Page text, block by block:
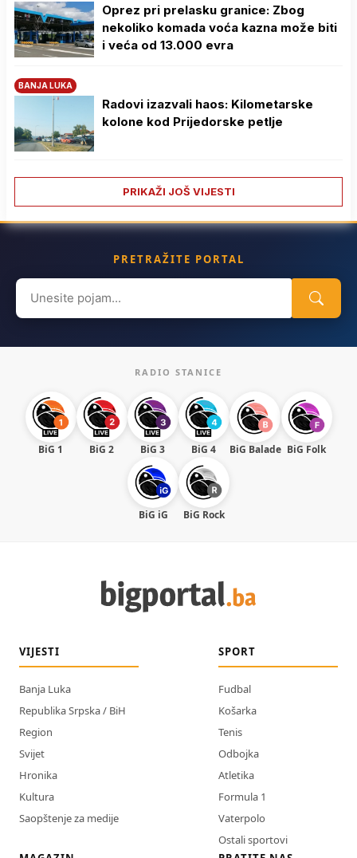
Oprez pri prelasku granice: Zbog
nekoliko komada voća kazna može biti
i veća od 13.000 evra
BANJA LUKA
Radovi izazvali haos: Kilometarske
kolone kod Prijedorske petlje
PRIKAŽI JOŠ VIJESTI
PRETRAŽITE PORTAL
Search
for:
RADIO STANICE
BiG 1 BiG 2 BiG 3 BiG 4 BiG Balade BiG Folk
BiG iG BiG Rock
VIJESTI
Banja Luka
Republika Srpska / BiH
Region
Svijet
Hronika
Kultura
Saopštenje za medije
SPORT
Fudbal
Košarka
Tenis
Odbojka
Atletika
Formula 1
Vaterpolo
Ostali sportovi